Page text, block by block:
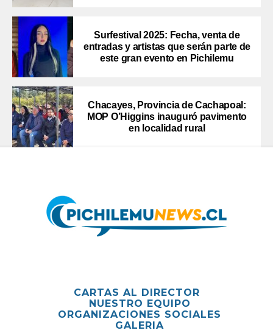
Surfestival 2025: Fecha, venta de
entradas y artistas que serán parte de
este gran evento en Pichilemu
Chacayes, Provincia de Cachapoal:
MOP O’Higgins inauguró pavimento
en localidad rural
CARTAS AL DIRECTOR
NUESTRO EQUIPO
ORGANIZACIONES SOCIALES
GALERIA